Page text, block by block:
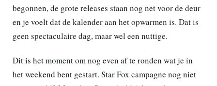
begonnen, de grote releases staan nog net voor de deur
en je voelt dat de kalender aan het opwarmen is. Dat is
geen spectaculaire dag, maar wel een nuttige.
Dit is het moment om nog even af te ronden wat je in
het weekend bent gestart. Star Fox campagne nog niet